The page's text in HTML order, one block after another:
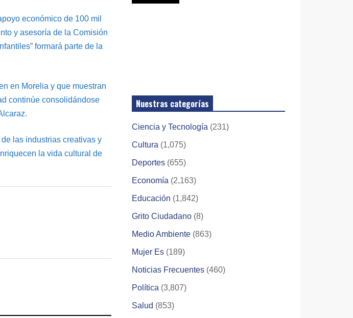
económico de 100 mil
y asesoría de la Comisión
formará parte de la
en Morelia y que muestran
continúe consolidándose
las industrias creativas y
la vida cultural de
Nuestras categorías
Ciencia y Tecnología (231)
Cultura (1,075)
Deportes (655)
Economía (2,163)
Educación (1,842)
Grito Ciudadano (8)
Medio Ambiente (863)
Mujer Es (189)
Noticias Frecuentes (460)
Política (3,807)
Salud (853)